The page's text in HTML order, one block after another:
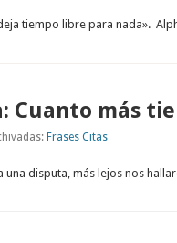
tiempo libre para nada».
Cuanto más
Frases Citas
una disputa, más lejos nos